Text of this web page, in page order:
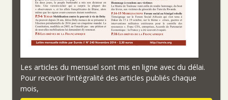
Les articles du mensuel sont mis en ligne avec du délai.
Pour recevoir l'intégralité des articles publiés chaque
mois,